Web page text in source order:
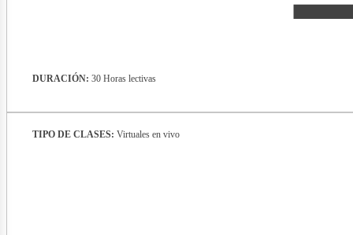
TIPO DE CLASES: Virtuales en vivo
DURACIÓN: 30 Horas lectivas